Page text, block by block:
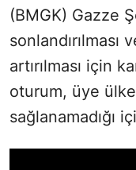
(BMGK) Gazze
sonlandırılması
artırılması için
oturum, üye
sağlanamadığı